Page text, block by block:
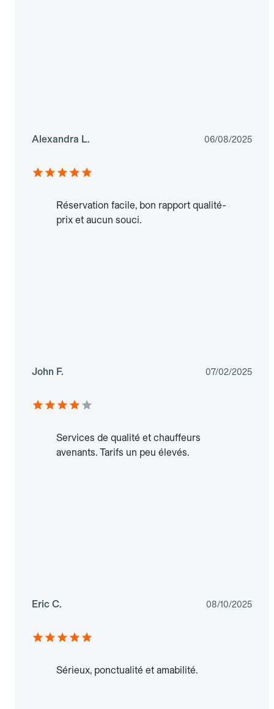
Alexandra L. 06/08/2025
Réservation facile, bon rapport qualité-
prix et aucun souci.
John F. 07/02/2025
Services de qualité et chauffeurs
avenants. Tarifs un peu élevés.
Eric C. 08/10/2025
Sérieux, ponctualité et amabilité.